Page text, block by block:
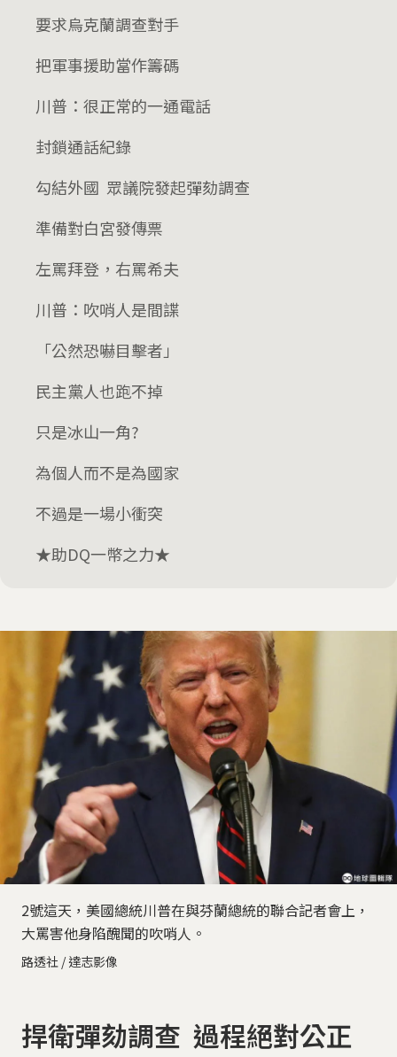
要求烏克蘭調查對手
把軍事援助當作籌碼
川普：很正常的一通電話
封鎖通話紀錄
勾結外國 眾議院發起彈劾調查
準備對白宮發傳票
左罵拜登，右罵希夫
川普：吹哨人是間諜
「公然恐嚇目擊者」
民主黨人也跑不掉
只是冰山一角?
為個人而不是為國家
不過是一場小衝突
★助DQ一幣之力★
2號這天，美國總統川普在與芬蘭總統的聯合記者會上，
大罵害他身陷醜聞的吹哨人。
路透社 / 達志影像
捍衛彈劾調查 過程絕對公正